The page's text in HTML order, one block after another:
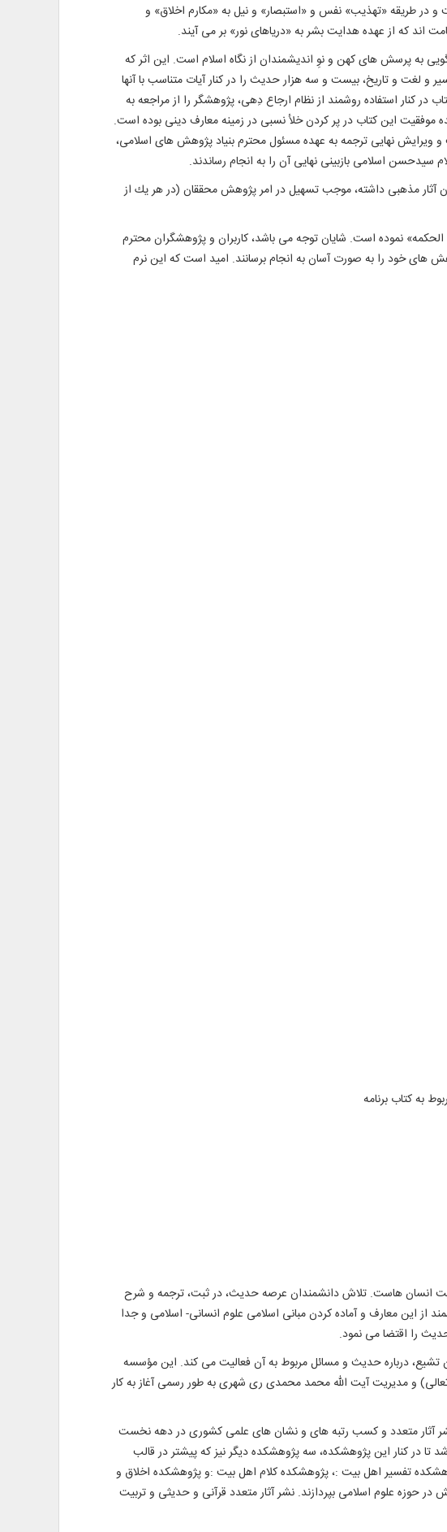
و در طريقه «تهذيب» نفس و «استبصار» و نيل به «مكارم اخلاق» و
اند كه از عهده هدايت بشر به «درياهاى نور» بر مى آيند.
به پرسش هاى كهن و نوِ انديشمندان از نگاه اسلام است. اين اثر كه
و تاريخ، بيست و سه هزار حديث را در كنار آيات متناسب با آنها
اصلى كتاب در كنار استفاده روشمند از نظام ارجاع دِهى، پژوهشگر را از مراجعه به
اين كتاب در پر كردن خلأ نسبى در زمينه معارف دينى بوده است.
ویرایش نهایی ترجمه به عهده مسئول محترم بنياد پژوهش هاى اسلامى،
سيدحسن اسلامى بازبينى نهايى آن را به انجام رساندند.
آثار مذهبی داشته، موجب تسهيل در امر پژوهش محققان (در هر يك از
الحکمه» نموده است. شايان توجه می باشد، كاربران و پژوهشگران محترم
های خود را به صورت آسان به انجام برسانند. اميد است كه اين نرم
به کتاب برنامه
انسان هاست. تلاش دانشمندان عرصه حدیث، در ثبت، ترجمه و شرح
از این معارف و آماده کردن مبانی اسلامی علوم انسانی- اسلامی و جدا
را اقتضا می نمود.
درباره حدیث و مسائل مربوط به آن فعالیت می کند. این مؤسسه
الله تعالی) و مدیریت آیت الله محمد محمدی ری شهری به طور رسمی آغاز به کار
اندازی پژوهشکده علوم و معارف حدیث در سال 1374 شمسی اشاره کرد. نشر آثار متعدد و کسب رتبه های و نشان های علمی کشوری در دهه نخست
در کنار این پژوهشکده، سه پژوهشکده دیگر نیز که پیشتر در قالب
تفسیر اهل بیت :، پژوهشکده کلام اهل بیت :و پژوهشکده اخلاق و
در حوزه علوم اسلامی بپردازند. نشر آثار متعدد قرآنی و حدیثی و تربیت